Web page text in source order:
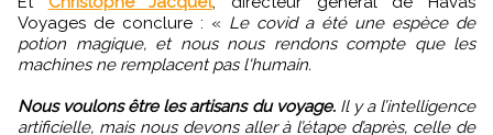
Voyages de conclure : « Le covid a été une espèce de
potion magique, et nous nous rendons compte que les
machines ne remplacent pas l'humain.
Nous voulons être les artisans du voyage.Il y a l’intelligence
artificielle, mais nous devons aller à l’étape d’après, celle de